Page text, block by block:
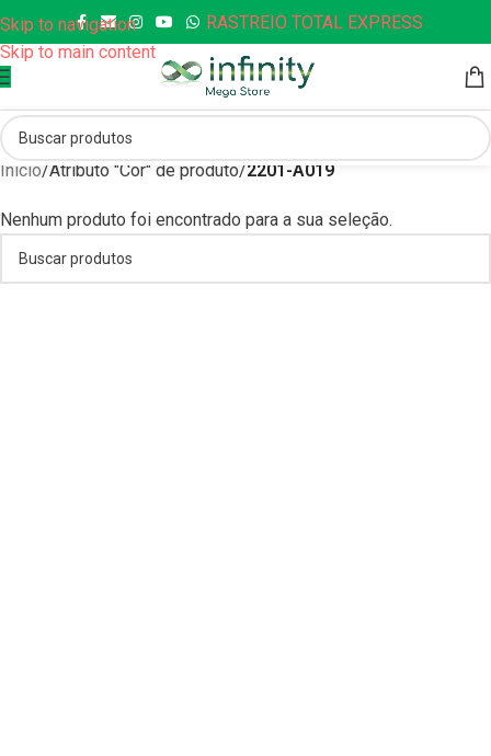
Skip to navigation
Skip to main content
RASTREIO TOTAL EXPRESS
Início/Atributo "Cor" de produto/2201-A019
Nenhum produto foi encontrado para a sua seleção.